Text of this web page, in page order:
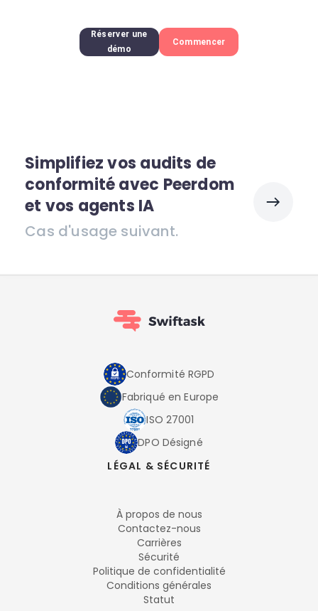
Réserver une
démo
Commencer
Simplifiez vos audits de
conformité avec Peerdom
et vos agents IA
Cas d'usage suivant.
Conformité RGPD
Fabriqué en Europe
ISO 27001
DPO Désigné
LÉGAL & SÉCURITÉ
À propos de nous
Contactez-nous
Carrières
Sécurité
Politique de confidentialité
Conditions générales
Statut